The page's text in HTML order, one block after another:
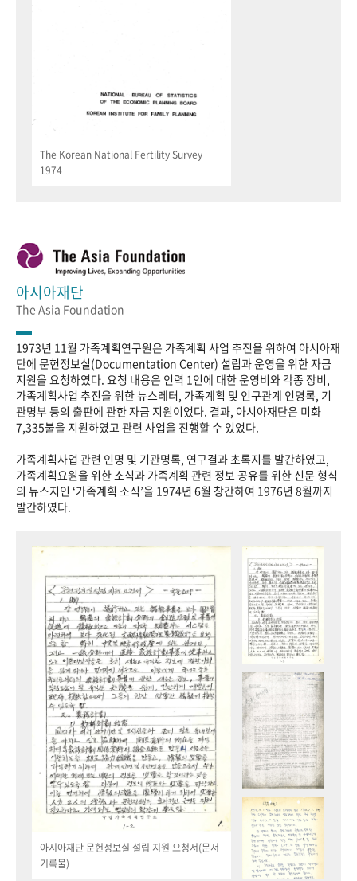
The Korean National Fertility Survey
1974
아시아재단
The Asia Foundation
1973년 11월 가족계획연구원은 가족계획 사업 추진을 위하여 아시아재
단에 문헌정보실(Documentation Center) 설립과 운영을 위한 자금
지원을 요청하였다. 요청 내용은 인력 1인에 대한 운영비와 각종 장비,
가족계획사업 추진을 위한 뉴스레터, 가족계획 및 인구관계 인명록, 기
관명부 등의 출판에 관한 자금 지원이었다. 결과, 아시아재단은 미화
7,335불을 지원하였고 관련 사업을 진행할 수 있었다.
가족계획사업 관련 인명 및 기관명록, 연구결과 초록지를 발간하였고,
가족계획요원을 위한 소식과 가족계획 관련 정보 공유를 위한 신문 형식
의 뉴스지인 ‘가족계획 소식’을 1974년 6월 창간하여 1976년 8월까지
발간하였다.
아시아재단 문헌정보실 설립 지원 요청서(문서
기록물)